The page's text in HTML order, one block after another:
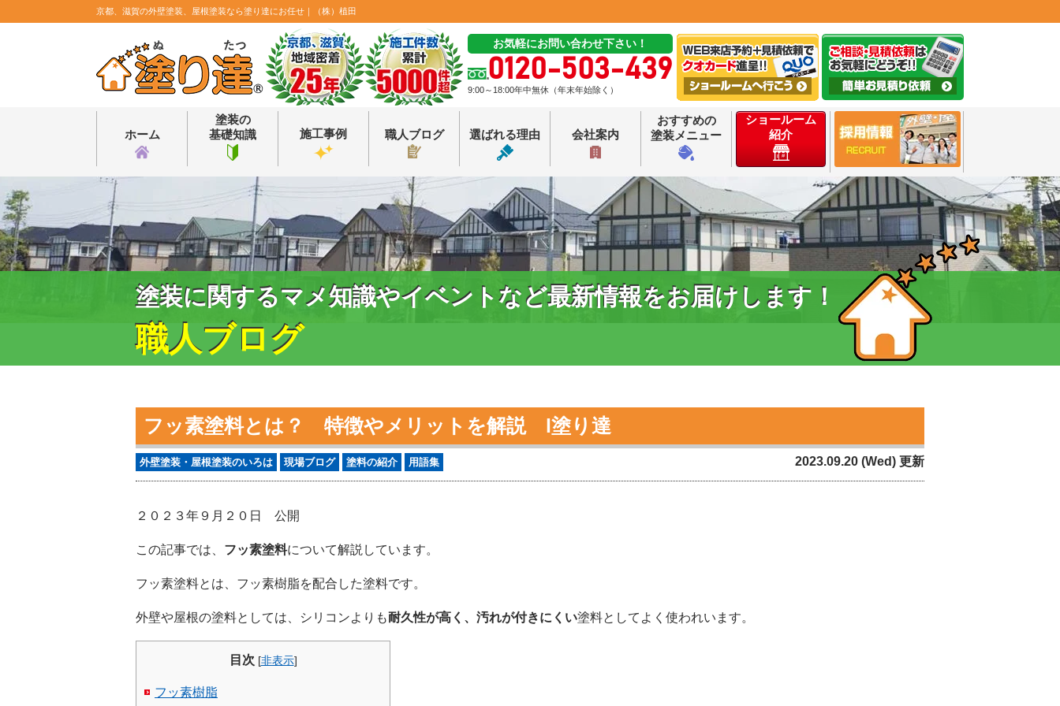
京都、滋賀の外壁塗装、屋根塗装なら塗り達にお任せ｜（株）植田
お気軽にお問い合わせ下さい！
0120-503-439
9:00～18:00年中無休（年末年始除く）
ホーム
塗装の
基礎知識
施工事例 職人ブログ 選ばれる理由 会社案内
おすすめの
塗装メニュー
ショールーム
紹介
塗装に関するマメ知識やイベントなど最新情報をお届けします！
職人ブログ
フッ素塗料とは？ 特徴やメリットを解説 l塗り達
外壁塗装・屋根塗装のいろは 現場ブログ 塗料の紹介 用語集 2023.09.20 (Wed) 更新
２０２３年９月２０日 公開
この記事では、 フッ素塗料について解説しています。
フッ素塗料とは、フッ素樹脂を配合した塗料です。
外壁や屋根の塗料としては、シリコンよりも耐久性が高く、汚れが付きにくい塗料としてよく使われいます。
目次 [非表示]
フッ素樹脂